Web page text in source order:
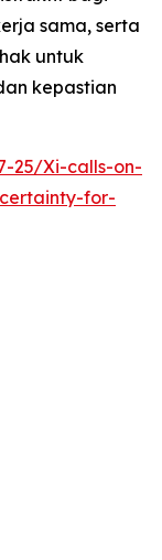
sama, serta
untuk
kepastian
25/Xi-calls-on-
for-